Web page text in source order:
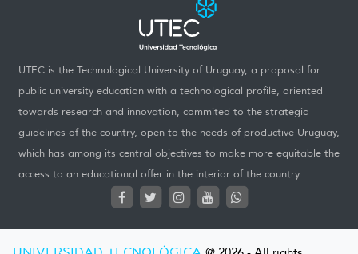
UTEC is the Technological University of Uruguay, a proposal for
public university education with a technological profile, oriented
towards research and innovation, commited to the strategic
guidelines of the country, open to the needs of productive Uruguay,
which has among its central objectives to make more equitable the
access to an educational offer in the interior of the country.